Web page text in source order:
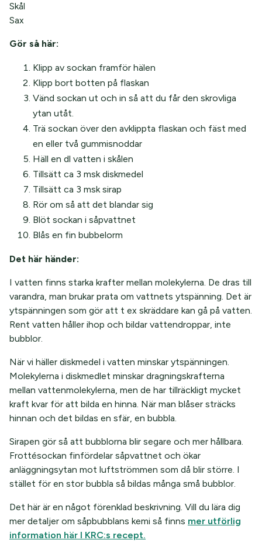
Skål
Sax
Gör så här:
Klipp av sockan framför hälen
Klipp bort botten på flaskan
Vänd sockan ut och in så att du får den skrovliga
ytan utåt.
Trä sockan över den avklippta flaskan och fäst med
en eller två gummisnoddar
Häll en dl vatten i skålen
Tillsätt ca 3 msk diskmedel
Tillsätt ca 3 msk sirap
Rör om så att det blandar sig
Blöt sockan i såpvattnet
Blås en fin bubbelorm
Det här händer:
I vatten finns starka krafter mellan molekylerna. De dras till
varandra, man brukar prata om vattnets ytspänning. Det är
ytspänningen som gör att t ex skräddare kan gå på vatten.
Rent vatten håller ihop och bildar vattendroppar, inte
bubblor.
När vi häller diskmedel i vatten minskar ytspänningen.
Molekylerna i diskmedlet minskar dragningskrafterna
mellan vattenmolekylerna, men de har tillräckligt mycket
kraft kvar för att bilda en hinna. När man blåser sträcks
hinnan och det bildas en sfär, en bubbla.
Sirapen gör så att bubblorna blir segare och mer hållbara.
Frottésockan finfördelar såpvattnet och ökar
anläggningsytan mot luftströmmen som då blir större. I
stället för en stor bubbla så bildas många små bubblor.
Det här är en något förenklad beskrivning. Vill du lära dig
mer detaljer om såpbubblans kemi så finns mer utförlig
information här I KRC:s recept.